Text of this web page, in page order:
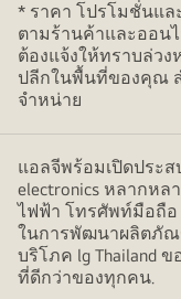
* ราคา โปรโมชั่นแล
ตามร้านค้าและออน
ต้องแจ้งให้ทราบล่ว
ปลีกในพื้นที่ของคุณ
จำหน่าย
แอลจีพร้อมเปิดปร
electronics หลากหล
ไฟฟ้า โทรศัพท์มือถื
ในการพัฒนาผลิตภัณ
บริโภค lg Thailand
ที่ดีกว่าของทุกคน.